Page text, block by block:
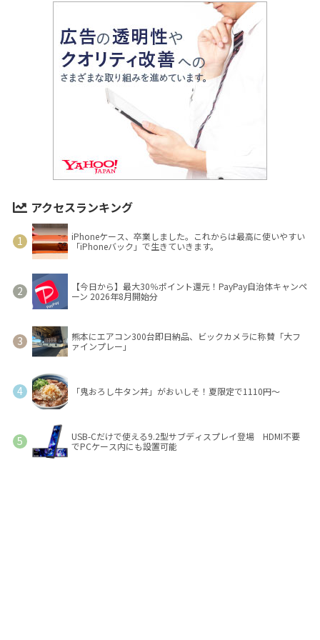
アクセスランキング
iPhoneケース、卒業しました。これからは最高に使いやすい
「iPhoneバック」で生きていきます。
【今日から】最大30％ポイント還元！PayPay自治体キャンペ
ーン 2026年8月開始分
熊本にエアコン300台即日納品、ビックカメラに称賛「大フ
ァインプレー」
「鬼おろし牛タン丼」がおいしそ！夏限定で1110円～
USB-Cだけで使える9.2型サブディスプレイ登場 HDMI不要
でPCケース内にも設置可能